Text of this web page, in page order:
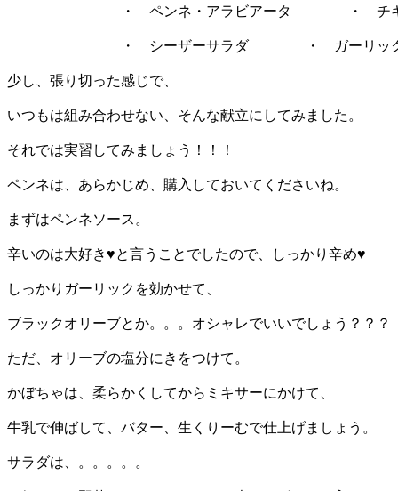
・ ペンネ・アラビアータ ・ チキンのロ
・ シーザーサラダ ・ ガーリックト
少し、張り切った感じで、
いつもは組み合わせない、そんな献立にしてみました。
それでは実習してみましょう！！！
ペンネは、あらかじめ、購入しておいてくださいね。
まずはペンネソース。
辛いのは大好き♥と言うことでしたので、しっかり辛め♥
しっかりガーリックを効かせて、
ブラックオリーブとか。。。オシャレでいいでしょう？？？
ただ、オリーブの塩分にきをつけて。
かぼちゃは、柔らかくしてからミキサーにかけて、
牛乳で伸ばして、バター、生くりーむで仕上げましょう。
サラダは、。。。。。